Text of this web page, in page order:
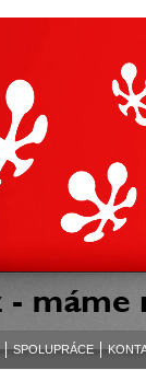
SPOLUPRÁCE